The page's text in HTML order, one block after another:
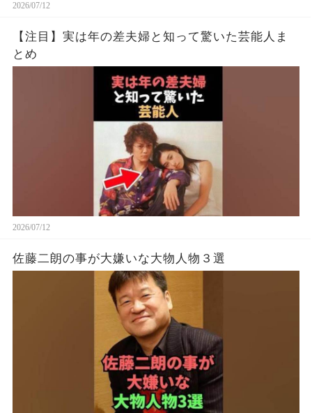
2026/07/12
【注目】実は年の差夫婦と知って驚いた芸能人ま
とめ
2026/07/12
佐藤二朗の事が大嫌いな大物人物３選